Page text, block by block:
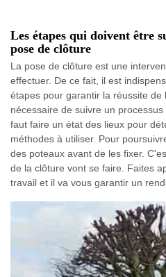
Les étapes qui doivent être
pose de clôture
La pose de clôture est une
effectuer. De ce fait, il est
étapes pour garantir la réussite de
nécessaire de suivre un
faut faire un état des lieux pour
méthodes à utiliser. Pour
des poteaux avant de les fixer.
de la clôture vont se faire. Faites
travail et il va vous garantir un